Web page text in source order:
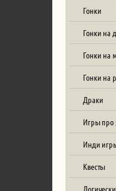
Гонки
Гонки на
Гонки на
Гонки на
Драки
Игры про
Инди
Квесты